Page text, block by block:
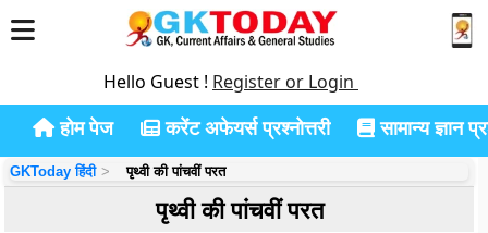
Hello Guest ! Register or Login
होम पेज करेंट अफेयर्स प्रश्नोत्तरी सामान्य ज्ञान
GKToday हिंदी पृथ्वी की पांचवीं परत
पृथ्वी की पांचवीं परत